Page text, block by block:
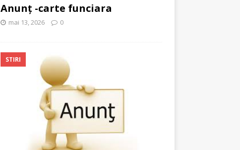
Anunț -carte funciara
mai 13, 2026 0
STIRI